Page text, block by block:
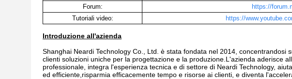
Forum:
https://
Tutoriali video:
https://
Introduzione all'azienda
Shanghai Neardi Technology Co., Ltd. è stata fondata nel 2014, concentrandosi
clienti soluzioni uniche per la progettazione e la produzione.L'azienda aderisce
professionale, integra l'esperienza tecnica e di settore di Neardi Technology,
ed efficiente,risparmia efficacemente tempo e risorse ai clienti, e diventa